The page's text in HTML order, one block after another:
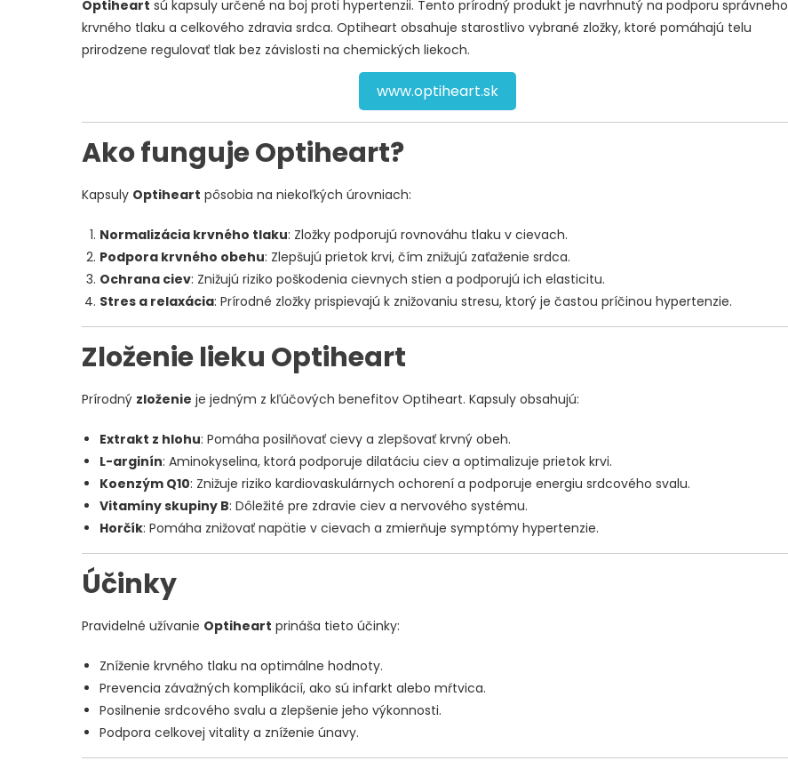
Optiheart sú kapsuly určené na boj proti hypertenzii. Tento prírodný produkt je navrhnutý na podporu správneho
krvného tlaku a celkového zdravia srdca. Optiheart obsahuje starostlivo vybrané zložky, ktoré pomáhajú telu
prirodzene regulovať tlak bez závislosti na chemických liekoch.
www.optiheart.sk
Ako funguje Optiheart?
Kapsuly Optiheart pôsobia na niekoľkých úrovniach:
Normalizácia krvného tlaku: Zložky podporujú rovnováhu tlaku v cievach.
Podpora krvného obehu: Zlepšujú prietok krvi, čím znižujú zaťaženie srdca.
Ochrana ciev: Znižujú riziko poškodenia cievnych stien a podporujú ich elasticitu.
Stres a relaxácia: Prírodné zložky prispievajú k znižovaniu stresu, ktorý je častou príčinou hypertenzie.
Zloženie lieku Optiheart
Prírodný zloženie je jedným z kľúčových benefitov Optiheart. Kapsuly obsahujú:
Extrakt z hlohu: Pomáha posilňovať cievy a zlepšovať krvný obeh.
L-arginín: Aminokyselina, ktorá podporuje dilatáciu ciev a optimalizuje prietok krvi.
Koenzým Q10: Znižuje riziko kardiovaskulárnych ochorení a podporuje energiu srdcového svalu.
Vitamíny skupiny B: Dôležité pre zdravie ciev a nervového systému.
Horčík: Pomáha znižovať napätie v cievach a zmierňuje symptómy hypertenzie.
Účinky
Pravidelné užívanie Optiheart prináša tieto účinky:
Zníženie krvného tlaku na optimálne hodnoty.
Prevencia závažných komplikácií, ako sú infarkt alebo mŕtvica.
Posilnenie srdcového svalu a zlepšenie jeho výkonnosti.
Podpora celkovej vitality a zníženie únavy.